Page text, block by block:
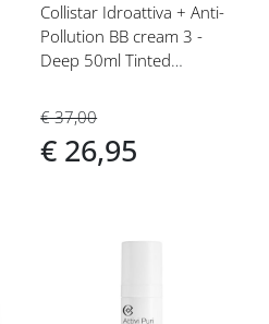
Collistar Idroattiva + Anti-
Pollution BB cream 3 -
Deep 50ml Tinted
€ 37,00
€ 26,95